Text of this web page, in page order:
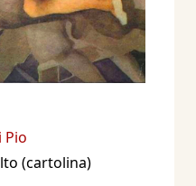
Pio
(cartolina)